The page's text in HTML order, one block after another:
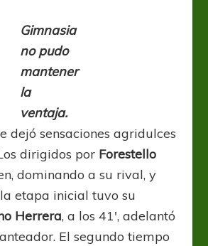
Gimnasia
no pudo
mantener
la
ventaja.
dejó sensaciones agridulces
dirigidos por Forestello
dominando a su rival, y
etapa inicial tuvo su
Herrera, a los 41′, adelantó
El segundo tiempo